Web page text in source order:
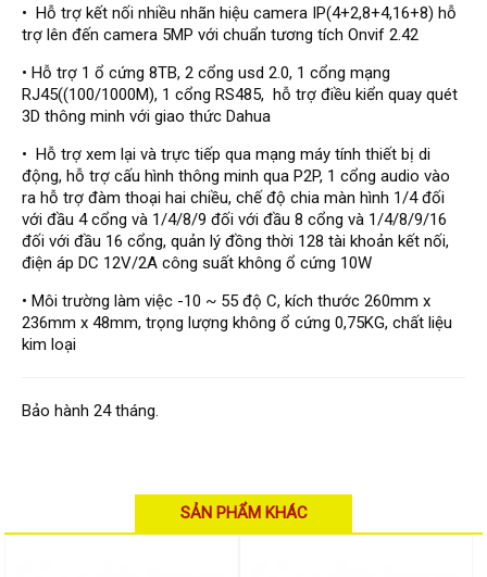
Thiết bị Enforcer
access control
Khóa điện tử VIRO
Access control Syris
Giải pháp
LẮP ĐẶT CAMERA TRỌN GÓI
GIẢI PHÁP CAMERA AN NINH
BÁO ĐỘNG CHỐNG TRỘM
GIẢI PHÁP NHỎ TRỌN GÓI
Hỗ trợ kỹ thuật
Hướng dẫn sử dụng
Liên hệ
• Hỗ trợ kết nối nhiều nhãn hiệu camera IP(4+2,8+4,16+8) hỗ
trợ lên đến camera 5MP với chuẩn tương tích Onvif 2.42
• Hỗ trợ 1 ổ cứng 8TB, 2 cổng usd 2.0, 1 cổng mạng
RJ45((100/1000M), 1 cổng RS485, hỗ trợ điều kiển quay quét
3D thông minh với giao thức Dahua
• Hỗ trợ xem lại và trực tiếp qua mạng máy tính thiết bị di
động, hỗ trợ cấu hình thông minh qua P2P, 1 cổng audio vào
ra hỗ trợ đàm thoại hai chiều, chế độ chia màn hình 1/4 đối
với đầu 4 cổng và 1/4/8/9 đối với đầu 8 cổng và 1/4/8/9/16
đối với đầu 16 cổng, quản lý đồng thời 128 tài khoản kết nối,
điện áp DC 12V/2A công suất không ổ cứng 10W
• Môi trường làm việc -10 ~ 55 độ C, kích thước 260mm x
236mm x 48mm, trọng lượng không ổ cứng 0,75KG, chất liệu
kim loại
Bảo hành 24 tháng.
SẢN PHẨM KHÁC